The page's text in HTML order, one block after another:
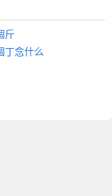
斤
丁念什么